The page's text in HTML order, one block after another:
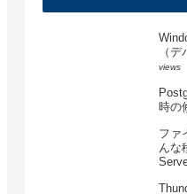
（
views
時の
ファ
んな